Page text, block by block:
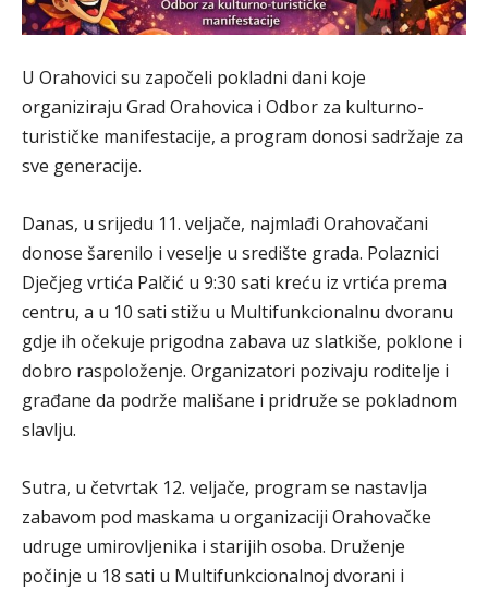
U Orahovici su započeli pokladni dani koje
organiziraju Grad Orahovica i Odbor za kulturno-
turističke manifestacije, a program donosi sadržaje za
sve generacije.
Danas, u srijedu 11. veljače, najmlađi Orahovačani
donose šarenilo i veselje u središte grada. Polaznici
Dječjeg vrtića Palčić u 9:30 sati kreću iz vrtića prema
centru, a u 10 sati stižu u Multifunkcionalnu dvoranu
gdje ih očekuje prigodna zabava uz slatkiše, poklone i
dobro raspoloženje. Organizatori pozivaju roditelje i
građane da podrže mališane i pridruže se pokladnom
slavlju.
Sutra, u četvrtak 12. veljače, program se nastavlja
zabavom pod maskama u organizaciji Orahovačke
udruge umirovljenika i starijih osoba. Druženje
počinje u 18 sati u Multifunkcionalnoj dvorani i